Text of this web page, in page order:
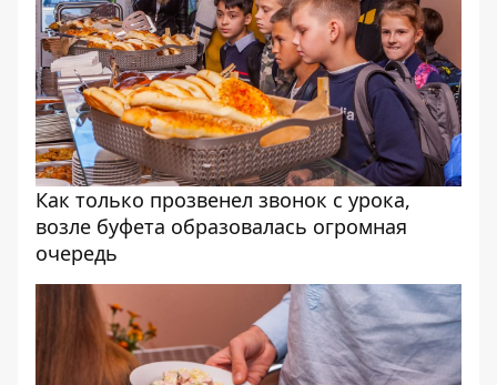
Как только прозвенел звонок с урока,
возле буфета образовалась огромная
очередь